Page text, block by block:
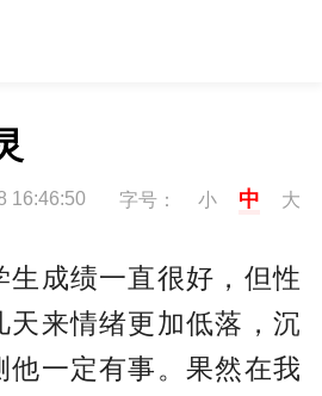
16:46:50 字号： 小 中 大
成绩一直很好，但性
天来情绪更加低落，沉
他一定有事。果然在我